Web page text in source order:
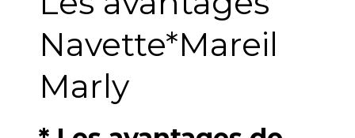
Navette*Mareil
Marly